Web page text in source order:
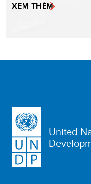
XEM THÊM
United